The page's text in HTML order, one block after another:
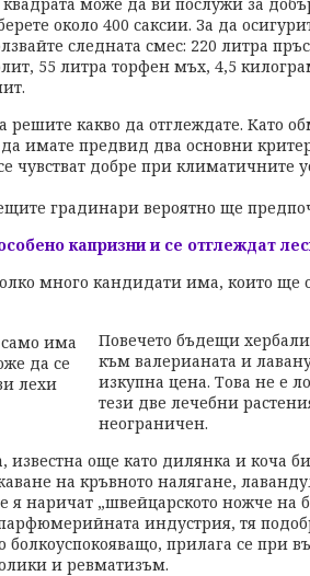
около 400 саксии. За да
следната смес: 220 литра
55 литра торфен мъх, 4,5
решите какво да отглеждате. Като
имате предвид два основни
чувстват добре при климатичните
градинари вероятно ще
капризни и се отглеждат
много кандидати има, които ще
Повечето бъдещи
към валерианата и
изкупна цена. Това не е
тези две лечебни
неограничен.
известна още като дилянка и коча
на кръвното налягане,
я наричат „швейцарското ножче на
индустрия, тя
болкоуспокояващо, прилага се при
и ревматизъм.